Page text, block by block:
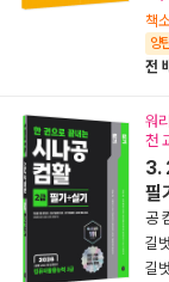
책
양
전
워
천
3.
필
공
길
길벗